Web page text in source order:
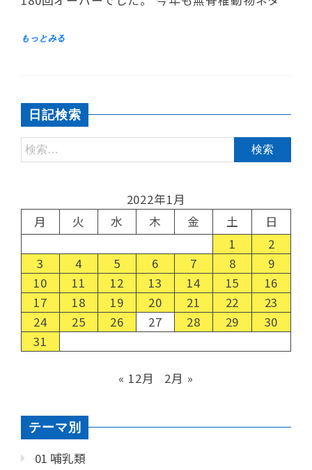
日記検索
2022年1月
月
火 水 木 金 土
日
1
2
3
4 5 6 7 8
9
10
11 12 13 14 15
16
17
18 19 20 21 22
23
24
25 26 27 28 29
30
31
« 12月 2月 »
テーマ別
01 哺乳類